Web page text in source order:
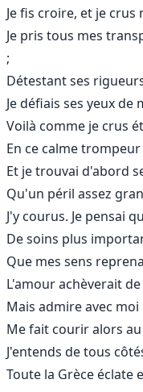
Je fis croire, et je
Je pris tous mes
;
Détestant ses
Je défiais ses yeux
Voilà comme je crus
En ce calme
Et je trouvai d'abord
Qu'un péril assez
J'y courus. Je pensai
De soins plus
Que mes sens
L'amour achèverait
Mais admire avec
Me fait courir alors
J'entends de tous
Toute la Grèce éclate